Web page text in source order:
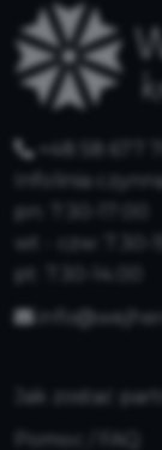
+48 58 677
Infolinia czynna:
Jak zostać